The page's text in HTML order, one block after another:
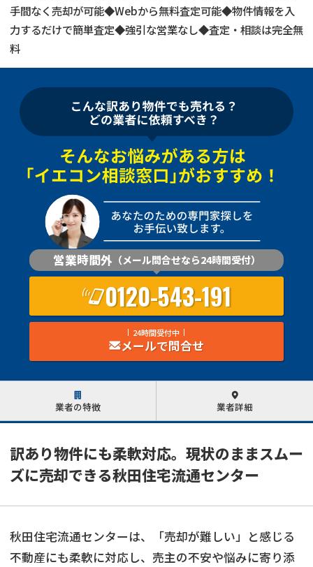
手間なく売却が可能◆Webから無料査定可能◆物件情報を入
力するだけで簡単査定◆強引な営業なし◆査定・相談は完全無
料
営業時間外 （メール問合せなら24時間受付）
0120-543-191
24時間受付中
メールで問合せ
業者の特徴 業者詳細
訳あり物件にも柔軟対応。現状のままスムー
ズに売却できる秋田住宅流通センター
秋田住宅流通センターは、「売却が難しい」と感じる
不動産にも柔軟に対応し、売主の不安や悩みに寄り添